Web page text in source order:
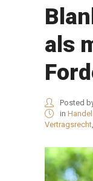
als
Posted
in
Vertragsrecht,